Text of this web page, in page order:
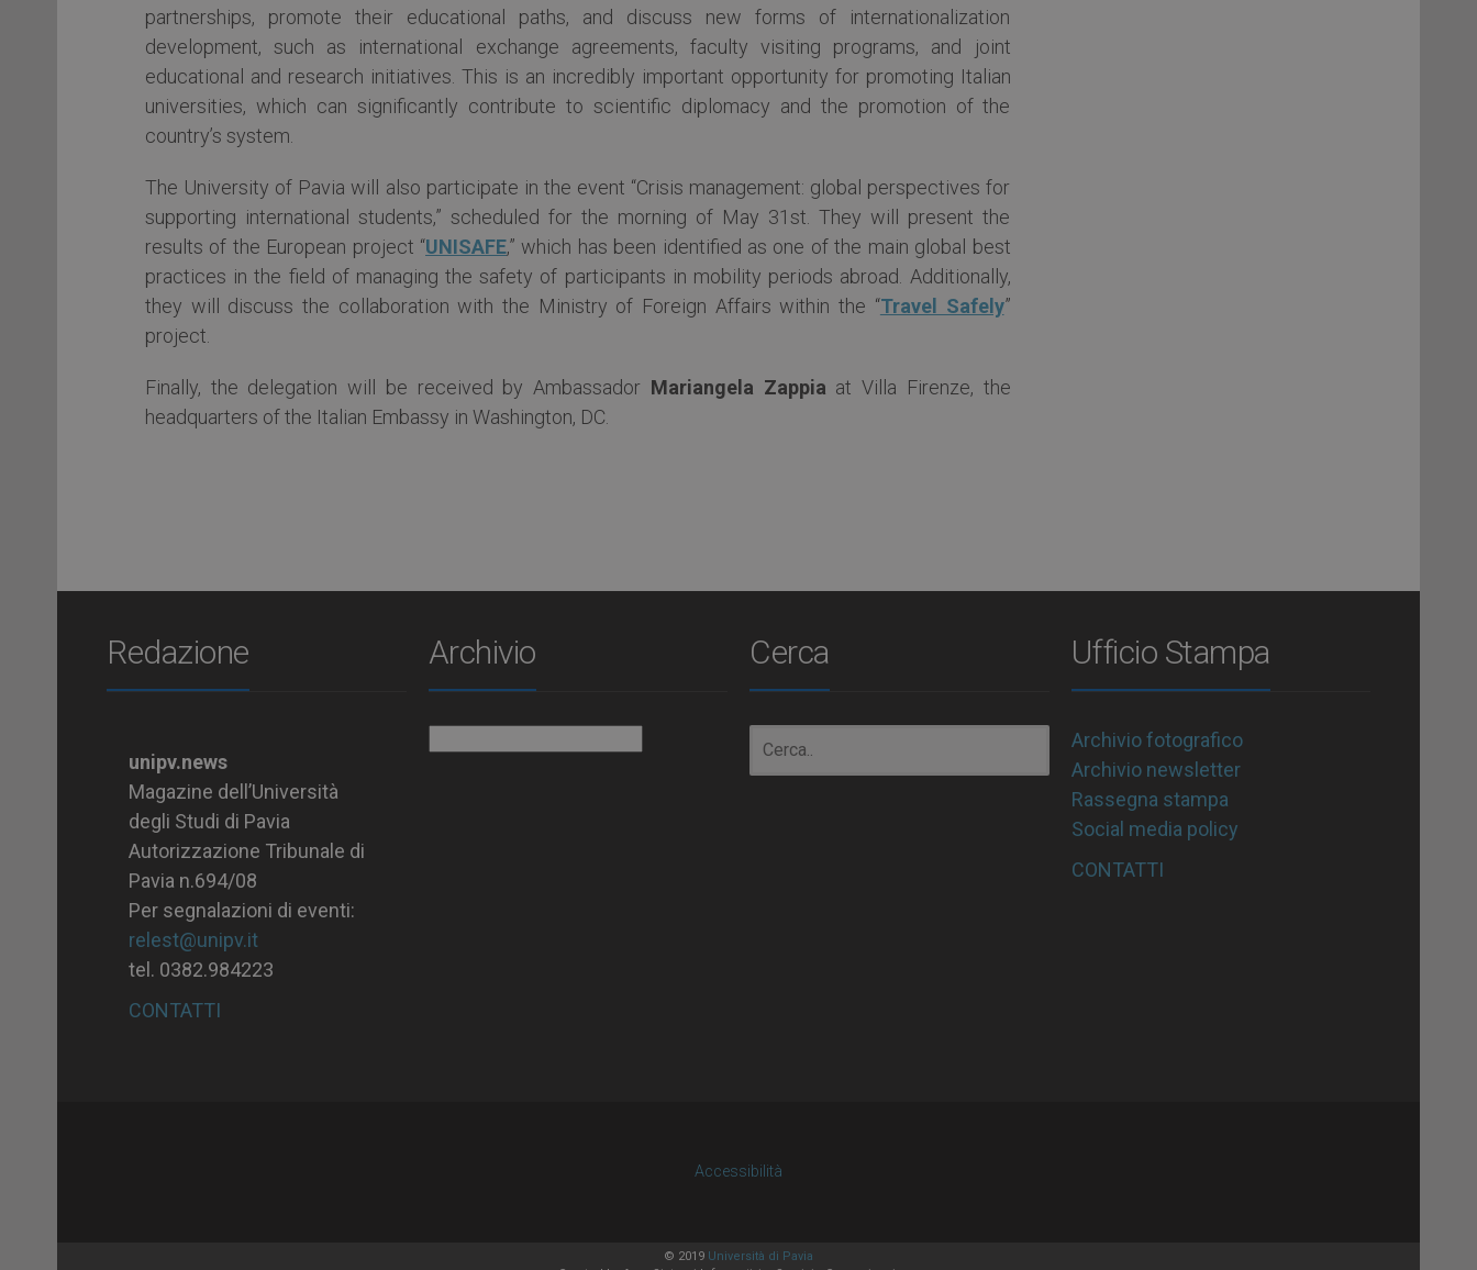
partnerships, promote their educational paths, and discuss new forms of internationalization
development, such as international exchange agreements, faculty visiting programs, and joint
educational and research initiatives. This is an incredibly important opportunity for promoting Italian
universities, which can significantly contribute to scientific diplomacy and the promotion of the
country’s system.
The University of Pavia will also participate in the event “Crisis management: global perspectives for
supporting international students,” scheduled for the morning of May 31st. They will present the
results of the European project “UNISAFE,” which has been identified as one of the main global best
practices in the field of managing the safety of participants in mobility periods abroad. Additionally,
they will discuss the collaboration with the Ministry of Foreign Affairs within the “Travel Safely”
project.
Finally, the delegation will be received by Ambassador Mariangela Zappia at Villa Firenze, the
headquarters of the Italian Embassy in Washington, DC.
Redazione
unipv.news
Magazine dell’Università
degli Studi di Pavia
Autorizzazione Tribunale di
Pavia n.694/08
Per segnalazioni di eventi:
relest@unipv.it
tel. 0382.984223
CONTATTI
Archivio Cerca Ufficio Stampa
Archivio fotografico
Archivio newsletter
Rassegna stampa
Social media policy
CONTATTI
Accessibilità
© 2019 Università di Pavia